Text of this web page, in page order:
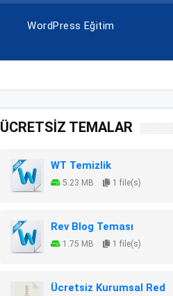
WordPress Eğitim
ÜCRETSİZ TEMALAR
WT Temizlik
5.23 MB 1 file(s)
Rev Blog Teması
1.75 MB 1 file(s)
Ücretsiz Kurumsal Red